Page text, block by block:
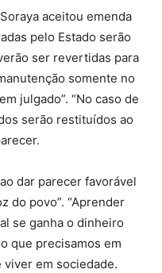
aceitou emenda
pelo Estado serão
ser revertidas para
somente no
julgado”. “No caso de
serão restituídos ao
dar parecer favorável
do povo”. “Aprender
se ganha o dinheiro
que precisamos em
viver em sociedade.